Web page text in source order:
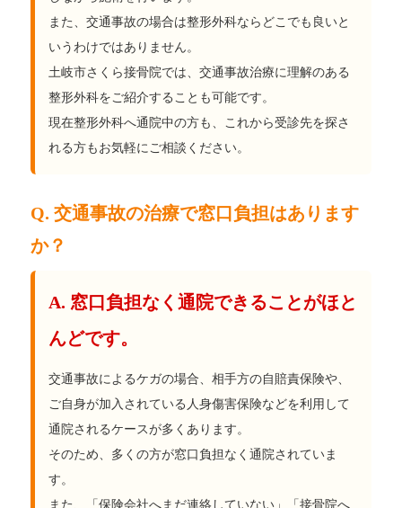
また、交通事故の場合は整形外科ならどこでも良いと
いうわけではありません。
土岐市さくら接骨院では、交通事故治療に理解のある
整形外科をご紹介することも可能です。
現在整形外科へ通院中の方も、これから受診先を探さ
れる方もお気軽にご相談ください。
Q. 交通事故の治療で窓口負担はあります
か？
A. 窓口負担なく通院できることがほと
んどです。
交通事故によるケガの場合、相手方の自賠責保険や、
ご自身が加入されている人身傷害保険などを利用して
通院されるケースが多くあります。
そのため、多くの方が窓口負担なく通院されていま
す。
また、「保険会社へまだ連絡していない」「接骨院へ